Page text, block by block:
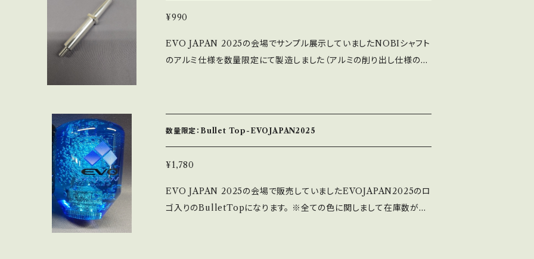
¥990
EVO JAPAN 2025の会場でサンプル展示していましたNOBIシャフト
のアルミ仕様を数量限定にて製造しました（アルミの削り出し仕様のN
くＭ6での取付となります。 ※単体重量は17.67g（通常品48.17g）です。
数量限定：Bullet Top-EVOJAPAN2025
¥1,780
EVO JAPAN 2025の会場で販売していましたEVOJAPAN2025のロ
ゴ入りのBulletTopになります。 ※全ての色に関しまして在庫数が無